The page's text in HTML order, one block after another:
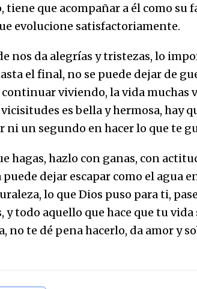
tiene que acompañar a él como su
evolucione satisfactoriamente.
nos da alegrías y tristezas, lo
el final, no se puede dejar de
viviendo, la vida muchas
es bella y hermosa, hay
ni un segundo en hacer lo que te
hagas, hazlo con ganas, con
dejar escapar como el agua
lo que Dios puso para ti,
y todo aquello que hace que tu
no te dé pena hacerlo, da amor y